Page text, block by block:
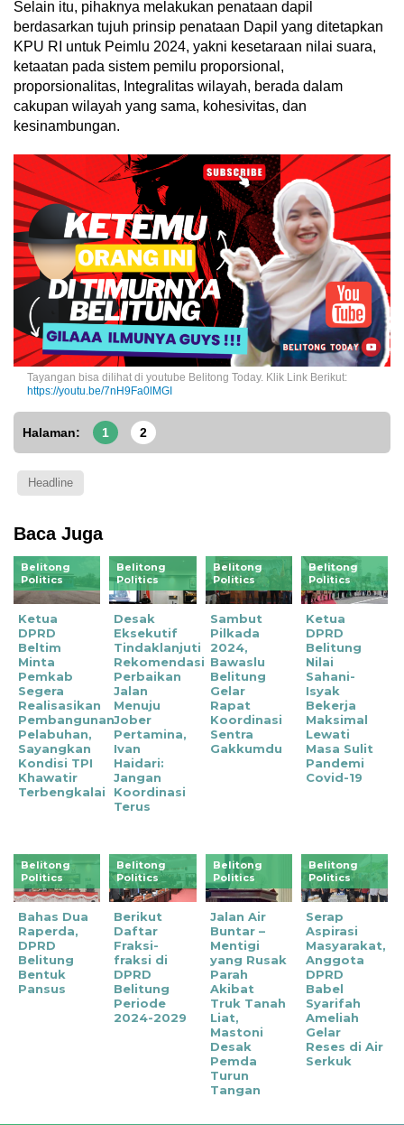
Selain itu, pihaknya melakukan penataan dapil
berdasarkan tujuh prinsip penataan Dapil yang ditetapkan
KPU RI untuk Peimlu 2024, yakni kesetaraan nilai suara,
ketaatan pada sistem pemilu proporsional,
proporsionalitas, Integralitas wilayah, berada dalam
cakupan wilayah yang sama, kohesivitas, dan
kesinambungan.
Tayangan bisa dilihat di youtube Belitong Today. Klik Link Berikut:
https://youtu.be/7nH9Fa0lMGI
Halaman: 1 2
Headline
Baca Juga
Belitong
Politics
Ketua
DPRD
Beltim
Minta
Pemkab
Segera
Realisasikan
Pembangunan
Pelabuhan,
Sayangkan
Kondisi TPI
Khawatir
Terbengkalai
Belitong
Politics
Desak
Eksekutif
Tindaklanjuti
Rekomendasi
Perbaikan
Jalan
Menuju
Jober
Pertamina,
Ivan
Haidari:
Jangan
Koordinasi
Terus
Belitong
Politics
Sambut
Pilkada
2024,
Bawaslu
Belitung
Gelar
Rapat
Koordinasi
Sentra
Gakkumdu
Belitong
Politics
Ketua
DPRD
Belitung
Nilai
Sahani-
Isyak
Bekerja
Maksimal
Lewati
Masa Sulit
Pandemi
Covid-19
Belitong
Politics
Bahas Dua
Raperda,
DPRD
Belitung
Bentuk
Pansus
Belitong
Politics
Berikut
Daftar
Fraksi-
fraksi di
DPRD
Belitung
Periode
2024-2029
Belitong
Politics
‎Jalan Air
Buntar –
Mentigi
yang Rusak
Parah
Akibat
Truk Tanah
Liat,
Mastoni
Desak
Pemda
Turun
Tangan
Belitong
Politics
Serap
Aspirasi
Masyarakat,
Anggota
DPRD
Babel
Syarifah
Ameliah
Gelar
Reses di Air
Serkuk